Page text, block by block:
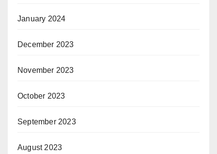
January 2024
December 2023
November 2023
October 2023
September 2023
August 2023